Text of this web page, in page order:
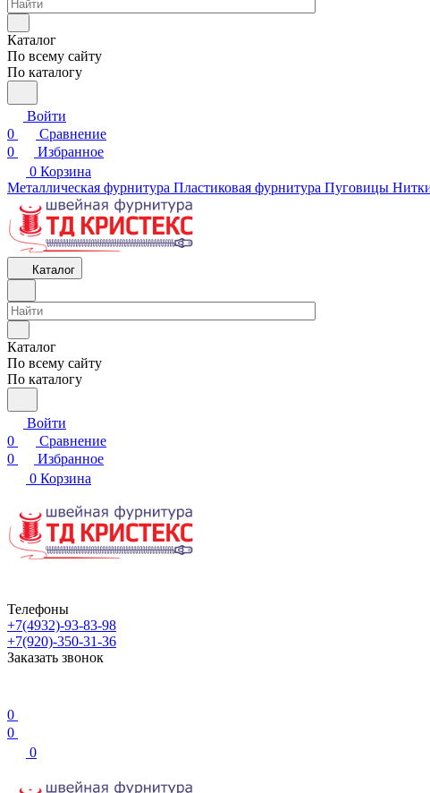
Каталог
По всему сайту
По каталогу
Войти
0
Сравнение
0
Избранное
0 Корзина
Металлическая фурнитура Пластиковая фурнитура Пуговицы
Каталог
Каталог
По всему сайту
По каталогу
Войти
0
Сравнение
0
Избранное
0 Корзина
Телефоны
+7(4932)-93-83-98
+7(920)-350-31-36
Заказать звонок
0
0
0